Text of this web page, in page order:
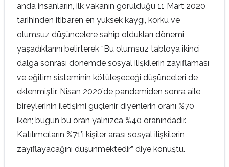
anda insanların, ilk vakanın görüldüğü 11 Mart 2020
tarihinden itibaren en yüksek kaygı, korku ve
olumsuz düşüncelere sahip oldukları dönemi
yaşadıklarını belirterek “Bu olumsuz tabloya ikinci
dalga sonrası dönemde sosyal ilişkilerin zayıflaması
ve eğitim sisteminin kötüleşeceği düşünceleri de
eklenmiştir. Nisan 2020’de pandemiden sonra aile
bireylerinin iletişimi güçlenir diyenlerin oranı %70
iken; bugün bu oran yalnızca %40 oranındadır.
Katılımcıların %71’i kişiler arası sosyal ilişkilerin
zayıflayacağını düşünmektedir” diye konuştu.